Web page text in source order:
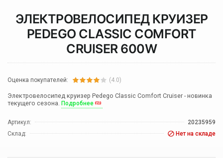
ЭЛЕКТРОВЕЛОСИПЕД КРУИЗЕР
PEDEGO CLASSIC COMFORT
CRUISER 600W
Оценка покупателей: (4.0)
Электровелосипед круизер Pedego Classic Comfort Cruiser - новинка
текущего сезона. Подробнее
Артикул:
20235959
Склад:
Нет на складе